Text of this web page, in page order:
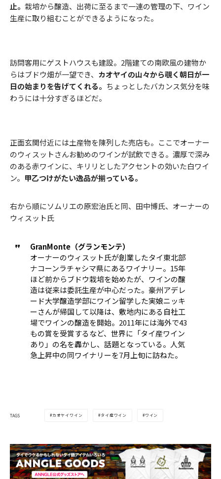
止。 栽培から醸造、出荷に至るまで一連の管理の下、ワイン
生産に取り組むことができるようになった。
訪問客用にゲストハウスも建設。2階建ての南欧風の建物か
らはブドウ畑が一望でき、 カオヤイの山々から覗く朝日が一
日の始まりを告げてくれる。 ちょっとしたバカンス気分を味
わうには十分すぎるほどだ。
正面玄関付近には土産物を陳列した売店も。ここでオーナー
のウィスットさんお勧めのワインが試飲できる。濃厚で深み
のある赤ワインに、キリリとしたアクセントの効いた白ワイ
ン。 甲乙つけがたい逸品が揃っている。
右から順にソムリエの原宏治氏と同、田中博氏、オーナーの
ウィスット氏
GranMonte（グランモンテ）
オーナーのウィスット氏が創業したタイ東北部
ナコーンラチャシマ県にあるワイナリー。15年
ほど前からブドウ栽培を始めたが、ワインの醸
造は従来は委託生産が中心だった。豪州アデレ
ード大学醸造学部にワイン留学した実娘ニッキ
ーさんが帰国して以降は、敷地内にある自社工
場でワインの醸造を開始。2011年には海外で43
もの賞を受賞するなど、世界に「タイ産ワイン
あり」の名を轟かし、話題となっている。人気
急上昇中の同ワイナリーを7月上旬に訪ねた。
TAGS カオヤイワイン タイ産ワイン ワイン